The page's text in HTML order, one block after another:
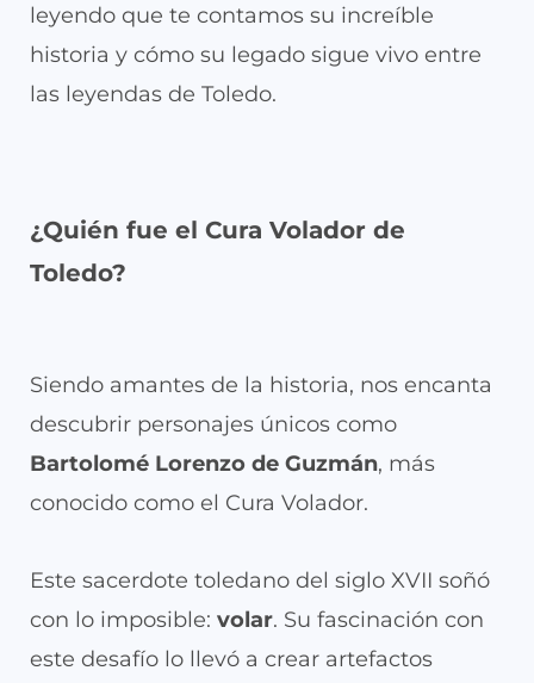
leyendo que te contamos su increíble
historia y cómo su legado sigue vivo entre
las leyendas de Toledo.
¿Quién fue el Cura Volador de
Toledo?
Siendo amantes de la historia, nos encanta
descubrir personajes únicos como
Bartolomé Lorenzo de Guzmán, más
conocido como el Cura Volador.
Este sacerdote toledano del siglo XVII soñó
con lo imposible: volar. Su fascinación con
este desafío lo llevó a crear artefactos